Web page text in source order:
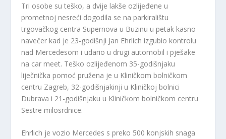
Tri osobe su teško, a dvije lakše ozlijeđene u
prometnoj nesreći dogodila se na parkiralištu
trgovačkog centra Supernova u Buzinu u petak kasno
navečer kad je 23-godišnji Jan Ehrlich izgubio kontrolu
nad Mercedesom i udario u drugi automobil i pješake
na car meet. Teško ozlijeđenom 35-godišnjaku
liječnička pomoć pružena je u Kliničkom bolničkom
centru Zagreb, 32-godišnjakinji u Kliničkoj bolnici
Dubrava i 21-godišnjaku u Kliničkom bolničkom centru
Sestre milosrdnice.
Ehrlich je vozio Mercedes s preko 500 konjskih snaga